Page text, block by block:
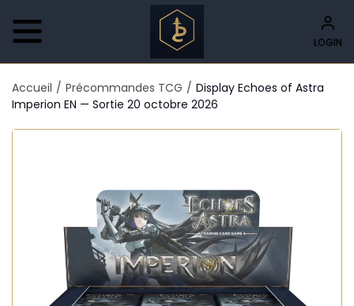
LOGIN
Accueil / Précommandes TCG / Display Echoes of Astra
Imperion EN — Sortie 20 octobre 2026